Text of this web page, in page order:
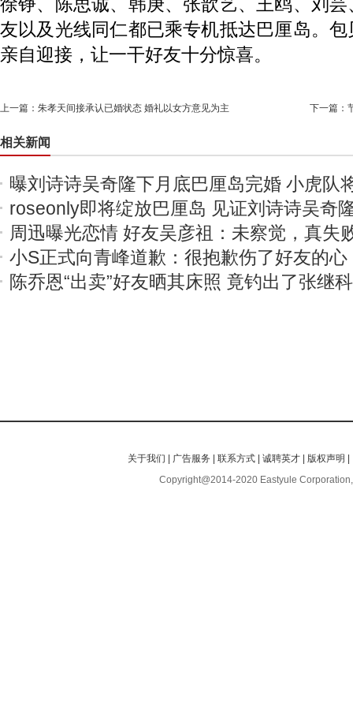
友以及光线同仁都已乘专机抵达巴厘岛。
亲自迎接，让一干好友十分惊喜。
上一篇： 朱孝天间接承认已婚状态 婚礼以女方意见为主 下一篇：
相关新闻
曝刘诗诗吴奇隆下月底巴厘岛完婚 小虎队
roseonly即将绽放巴厘岛 见证刘诗诗吴奇
周迅曝光恋情 好友吴彦祖：未察觉，真失
小S正式向青峰道歉：很抱歉伤了好友的心
陈乔恩“出卖”好友晒其床照 竟钓出了张继科
关于我们 广告服务 |联系方式 |诚聘英才 版权声明
Copyright@2014-2020 Eastyule